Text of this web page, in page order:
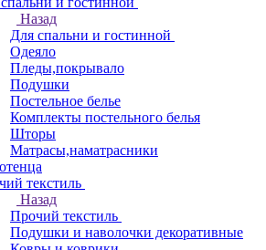
Назад
Для спальни и гостинной
Одеяло
Пледы,покрывало
Подушки
Постельное белье
Комплекты постельного белья
Шторы
Матрасы,наматрасники
текстиль
Назад
Прочий текстиль
Подушки и наволочки декоративные